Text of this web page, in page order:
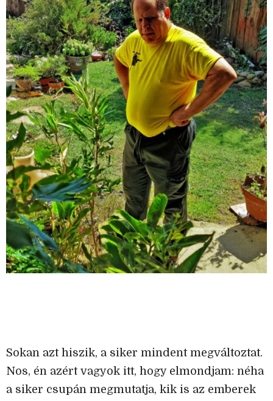
Sokan azt hiszik, a siker mindent megváltoztat.
Nos, én azért vagyok itt, hogy elmondjam: néha
a siker csupán megmutatja, kik is az emberek